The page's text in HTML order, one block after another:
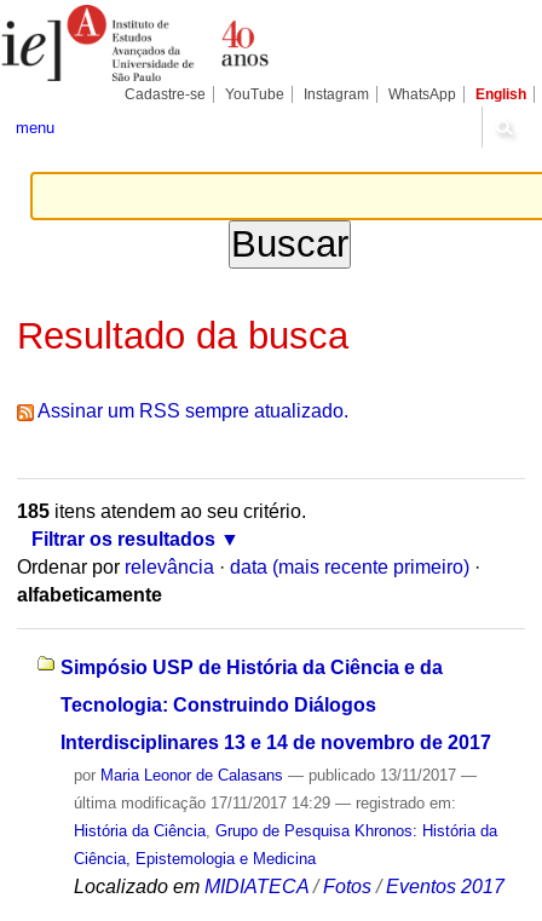
para
conteúdo.
Pessoais
Cadastre-se YouTube Instagram WhatsApp English
menu
Resultado da busca
Assinar um RSS sempre atualizado.
185itens atendem ao seu critério.
Filtrar os resultados
Ordenar por relevância · data (mais recente primeiro) ·
alfabeticamente
Simpósio USP de História da Ciência e da
Tecnologia: Construindo Diálogos
Interdisciplinares 13 e 14 de novembro de 2017
por Maria Leonor de Calasans — publicado13/11/2017 —
última modificação17/11/2017 14:29 — registrado em:
História da Ciência, Grupo de Pesquisa Khronos: História da
Ciência, Epistemologia e Medicina
Localizado em MIDIATECA /Fotos /Eventos 2017